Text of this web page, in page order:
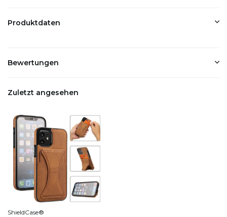
Produktdaten
Bewertungen
Zuletzt angesehen
ShieldCase®